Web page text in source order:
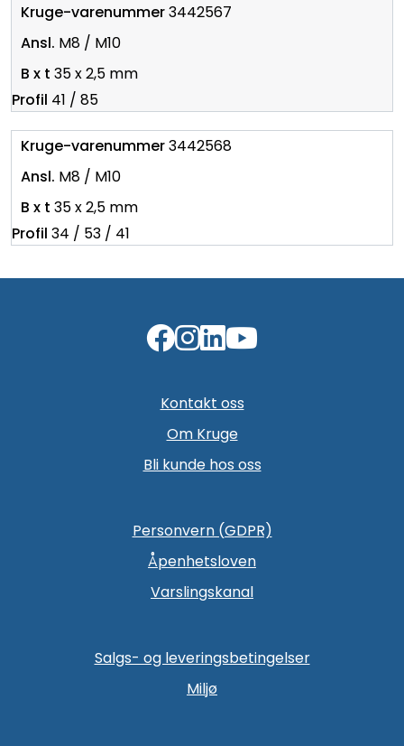
3442567
M8 / M10
35 x 2,5 mm
41 / 85
3442568
M8 / M10
35 x 2,5 mm
34 / 53 / 41
Kontakt oss
Om Kruge
Bli kunde hos oss
Personvern (GDPR)
Åpenhetsloven
Varslingskanal
Salgs- og leveringsbetingelser
Miljø